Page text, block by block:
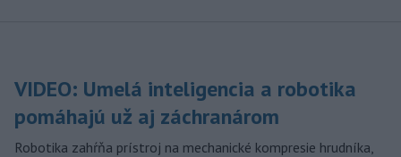
VIDEO: Umelá inteligencia a robotika
pomáhajú už aj záchranárom
Robotika zahŕňa prístroj na mechanické kompresie hrudníka,